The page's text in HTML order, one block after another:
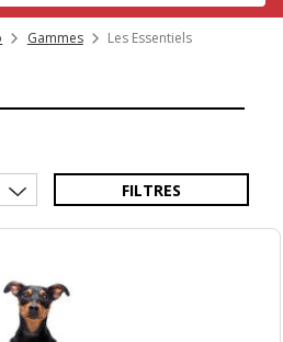
Gammes Les Essentiels
FILTRES